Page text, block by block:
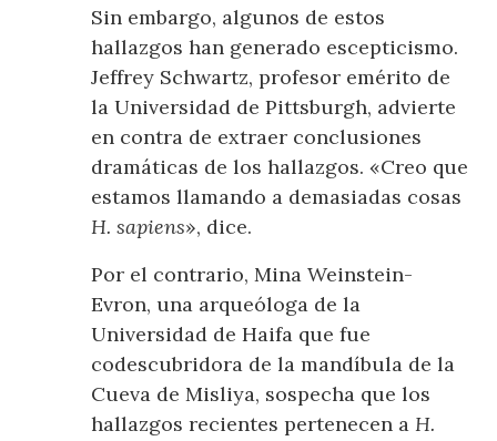
Sin embargo, algunos de estos
hallazgos han generado escepticismo.
Jeffrey Schwartz, profesor emérito de
la Universidad de Pittsburgh, advierte
en contra de extraer conclusiones
dramáticas de los hallazgos. «Creo que
estamos llamando a demasiadas cosas
H. sapiens», dice.
Por el contrario, Mina Weinstein-
Evron, una arqueóloga de la
Universidad de Haifa que fue
codescubridora de la mandíbula de la
Cueva de Misliya, sospecha que los
hallazgos recientes pertenecen aH.